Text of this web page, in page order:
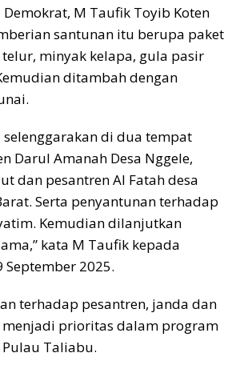
Demokrat, M Taufik Toyib Koten
santunan itu berupa paket
minyak kelapa, gula pasir
ditambah dengan
selenggarakan di dua tempat
Darul Amanah Desa Nggele,
dan pesantren Al Fatah desa
Serta penyantunan terhadap
Kemudian dilanjutkan
kata M Taufik kepada
September 2025.
terhadap pesantren, janda dan
menjadi prioritas dalam program
Taliabu.